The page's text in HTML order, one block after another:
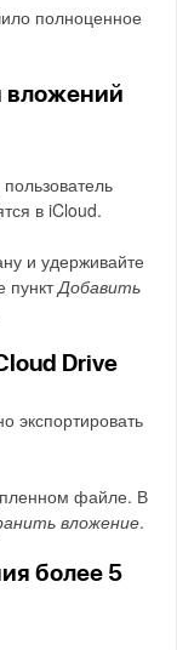
полноценное
вложений
в iCloud.
и удерживайте
пунктДобавить
Drive
экспортировать
файле. В
вложение.
более 5